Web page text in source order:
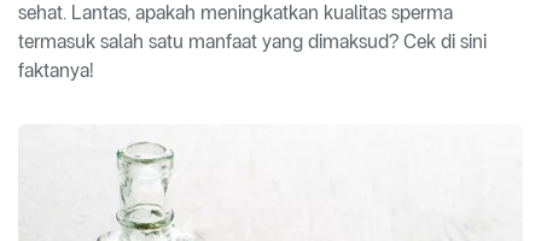
sehat. Lantas, apakah meningkatkan kualitas sperma
termasuk salah satu manfaat yang dimaksud? Cek di sini
faktanya!